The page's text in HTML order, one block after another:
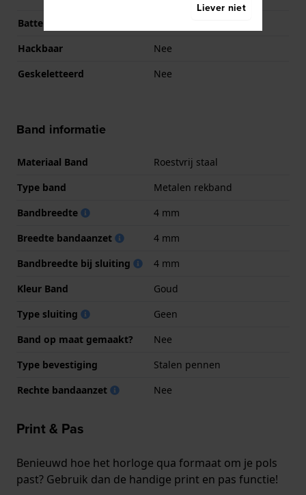
Batterijduur
Hackbaar
Nee
Geskeletteerd
Nee
Band informatie
Materiaal Band
Roestvrij staal
Type band
Metalen rekband
Bandbreedte
4 mm
Breedte bandaanzet
4 mm
Bandbreedte bij sluiting
4 mm
Kleur Band
Goud
Type sluiting
Geen
Band op maat gemaakt?
Nee
Type bevestiging
Stalen pennen
Rechte bandaanzet
Nee
Print & Pas
Benieuwd hoe het horloge qua formaat om je pols
past? Gebruik dan de handige print en pas functie!
Liever niet